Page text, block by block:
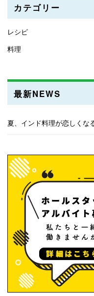
カテゴリー
レシピ
料理
最新NEWS
夏、インド料理が恋しくな